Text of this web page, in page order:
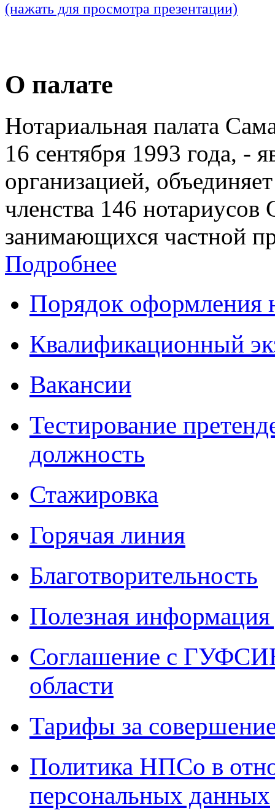
(нажать для просмотра презентации)
О палате
Нотариальная палата
16 сентября 1993 года, -
организацией,
членства 146 нотариусов
занимающихся частной
Подробнее
Порядок оформления
Квалификационный
Вакансии
Тестирование
должность
Стажировка
Горячая линия
Благотворительность
Полезная
Соглашение с
области
Тарифы за
Политика НПСо в
персональных данных